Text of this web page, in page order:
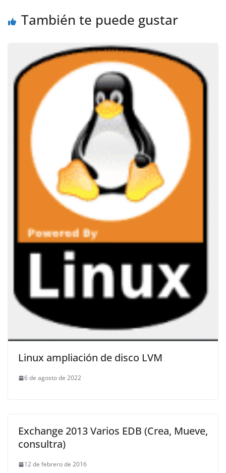
También te puede gustar
Linux ampliación de disco LVM
6 de agosto de 2022
Exchange 2013 Varios EDB (Crea, Mueve,
consultra)
12 de febrero de 2016